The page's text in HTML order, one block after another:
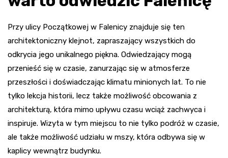
Przy ulicy Początkowej w Falenicy znajduje się ten
architektoniczny klejnot, zapraszający wszystkich do
odkrycia jego unikalnego piękna. Odwiedzający mogą
przenieść się w czasie, zanurzając się w atmosferze
przeszłości i doświadczając klimatu minionych lat. To nie
tylko lekcja historii, lecz także możliwość obcowania z
architekturą, która mimo upływu czasu wciąż zachwyca i
inspiruje. Wizyta w tym miejscu to nie tylko podróż w czasie,
ale także możliwość udziału w mszy, która odbywa się w
kaplicy wewnątrz budynku.